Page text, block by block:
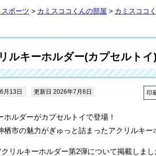
ポーツ > カミスココくんの部屋 > カミスココ
ルキーホルダー(カプセルトイ)
月13日 更新日 2026年7月6日 印
ルダーがカプセルトイで登場！
市の魅力がぎゅっと詰まったアクリルキー
リルキーホルダー第2弾について掲載しまし